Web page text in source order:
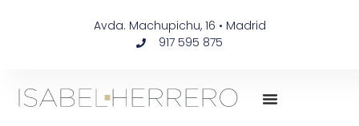
Avda. Machupichu, 16 • Madrid
917 595 875